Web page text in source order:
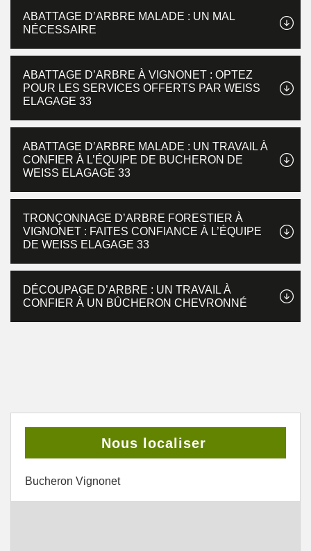
ABATTAGE D’ARBRE MALADE : UN MAL
NÉCESSAIRE
ABATTAGE D’ARBRE À VIGNONET : OPTEZ
POUR LES SERVICES OFFERTS PAR WEISS
ELAGAGE 33
ABATTAGE D’ARBRE MALADE : UN TRAVAIL À
CONFIER À L’ÉQUIPE DE BUCHERON DE
WEISS ELAGAGE 33
TRONÇONNAGE D’ARBRE FORESTIER À
VIGNONET : FAITES CONFIANCE À L’ÉQUIPE
DE WEISS ELAGAGE 33
DÉCOUPAGE D’ARBRE : UN TRAVAIL À
CONFIER À UN BÛCHERON CHEVRONNÉ
Nous localiser
Bucheron Vignonet